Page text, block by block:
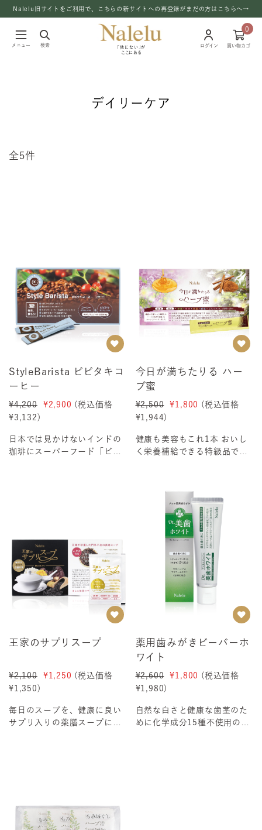
Nalelu旧サイトをご利用で、こちらの新サイトへの再登録がまだの方はこちらへ→
メニュー 検索
「他にない」が
ここにある
ログイン
0
買い物カゴ
デイリーケア
全5件
StyleBarista ビビタキコ
ーヒー
¥4,200 ¥2,900 (税込価格
¥3,132 )
日本では見かけないインドの
珈琲にスーパーフード「ビビ
今日が満ちたりる ハー
ブ蜜
¥2,500 ¥1,800 (税込価格
¥1,944)
健康も美容もこれ1本 おいし
く栄養補給できる特級品です
王家のサプリスープ
¥2,100 ¥1,250 (税込価格
¥1,350 )
毎日のスープを、健康に良い
サプリ入りの薬膳スープに＜1
薬用歯みがきビーバーホ
ワイト
¥2,600 ¥1,800 (税込価格
¥1,980)
自然な白さと健康な歯茎のた
めに化学成分15種不使用の安